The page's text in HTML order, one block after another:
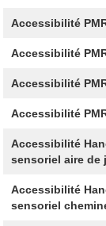
Accessibilité
Accessibilité
Accessibilité
Accessibilité
Accessibilité
sensoriel aire de
Accessibilité
sensoriel